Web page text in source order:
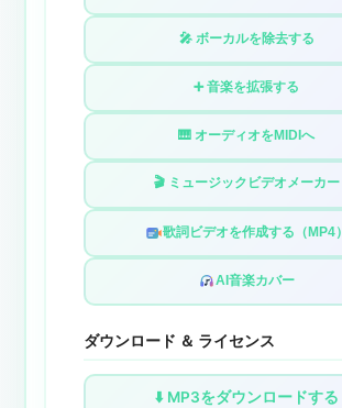
🎤 ボーカルを除去する
➕ 音楽を拡張する
🎹 オーディオをMIDIへ
🎬 ミュージックビデオメーカー
歌詞ビデオを作成する（MP4）
AI音楽カバー
ダウンロード ＆ ライセンス
⬇️ MP3をダウンロードする